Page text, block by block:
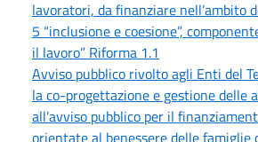
lavoratori, da finanziare nell’ambito
5 “inclusione e coesione”,
il lavoro” Riforma 1.1
Avviso pubblico rivolto agli Enti del
la co-progettazione e gestione
all’avviso pubblico per il
orientate al benessere delle famiglie